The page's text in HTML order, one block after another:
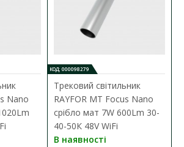
30-40-50К 48V WiFi
та функціонального освітлен..
ДО КОШИКА
Nano
КОД: 000098279
Трековий світильник
RAYFOR MT Focus Nano
срібло мат 7W 600Lm 30-
40-50К 48V WiFi
В наявності